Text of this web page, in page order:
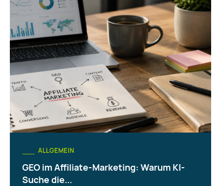
ALLGEMEIN
GEO im Affiliate-Marketing: Warum KI-
Suche die...